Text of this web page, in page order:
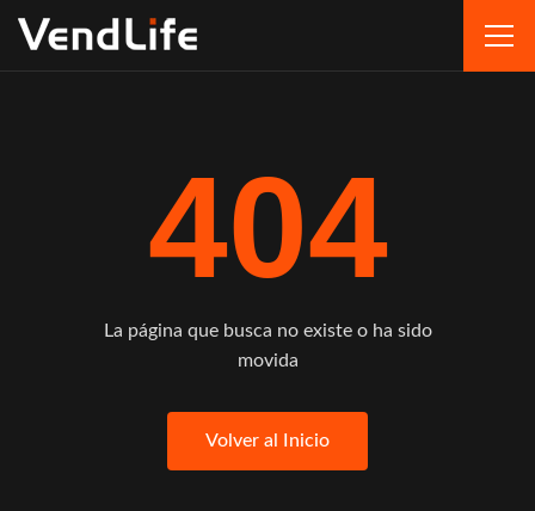
404
La página que busca no existe o ha sido
movida
Volver al Inicio